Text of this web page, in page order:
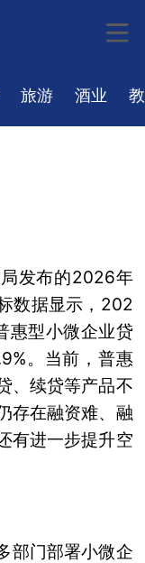
旅游 酒业
发布的2026年
数据显示，202
惠型小微企业贷
。当前，普惠
、续贷等产品不
存在融资难、融
有进一步提升空
部门部署小微企